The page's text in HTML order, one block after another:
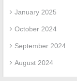
January 2025
October 2024
September 2024
August 2024